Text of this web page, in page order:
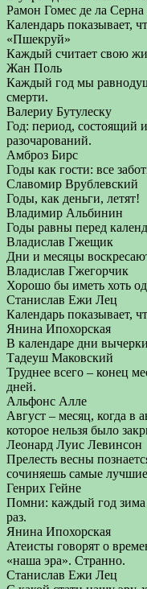
Рамон Гомес де ла Серна
Календарь показывает,
«Пшекруй»
Каждый считает свою
Жан Поль
Каждый год мы
смерти.
Валериу Бутулеску
Год: период, состоящий
разочарований.
Амброз Бирс
Годы как гости: все
Славомир Врублевский
Годы, как деньги, летят!
Владимир Альбинин
Годы равны перед
Владислав Гжещик
Дни и месяцы
Владислав Гжегорчик
Хорошо бы иметь хоть
Станислав Ежи Лец
Календарь показывает,
Янина Ипохорская
В календаре дни
Тадеуш Маковский
Труднее всего – конец
дней.
Альфонс Алле
Август – месяц, когда в
которое нельзя было
Леонард Луис Левинсон
Прелесть весны
сочиняешь самые
Генрих Гейне
Помни: каждый год зима
раз.
Янина Ипохорская
Атеисты говорят о
«наша эра». Странно.
Станислав Ежи Лец